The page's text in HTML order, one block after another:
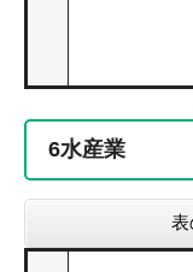
6水産業
表